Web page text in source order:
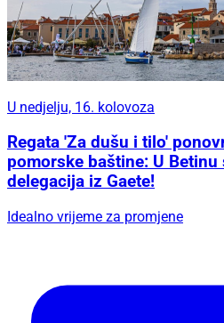
U nedjelju, 16. kolovoza
Regata 'Za dušu i tilo'
pomorske baštine: U
delegacija iz Gaete!
Idealno vrijeme za promjene